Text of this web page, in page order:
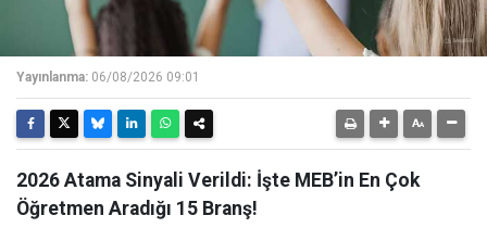
Yayınlanma: 06/08/2026 09:01
2026 Atama Sinyali Verildi: İşte MEB’in En Çok
Öğretmen Aradığı 15 Branş!